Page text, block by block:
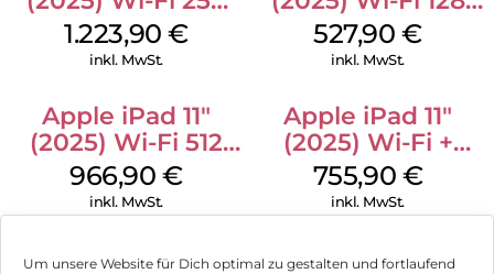
Um unsere Website für Dich optimal zu gestalten und fortlaufend
GB Standardglas
Space Schwarz
1.223,90€
inkl. MwSt.
GB Pink
527,90€
inkl. MwSt.
Apple iPad 11″
(2025) Wi-Fi 512
GB Gelb
966,90€
inkl. MwSt.
Apple iPad 11″
(2025) Wi-Fi +
Cellular 256 GB
Pink
755,90 €
inkl. MwSt.